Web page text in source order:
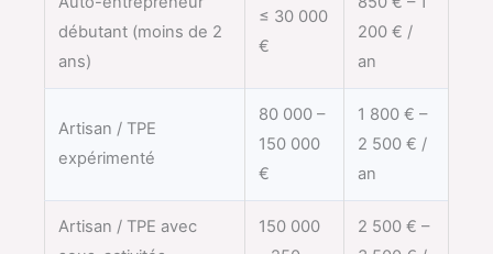
débutant (moins de 2
ans)
≤ 30 000
€
200 € /
an
Artisan / TPE
expérimenté
80 000 –
150 000
€
1 800 € –
2 500 € /
an
Artisan / TPE avec
150 000
2 500 € –